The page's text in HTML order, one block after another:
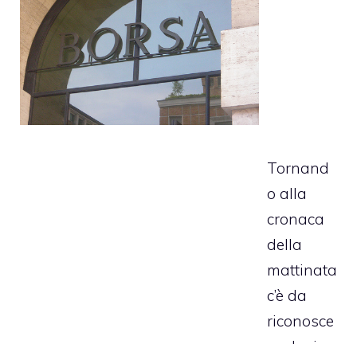
Tornand
o alla
cronaca
della
mattinata
c’è da
riconosce